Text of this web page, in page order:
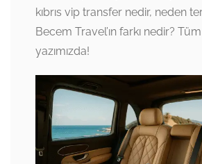
kıbrıs vip transfer nedir, neden
Becem Travel’ın farkı nedir?
yazımızda!